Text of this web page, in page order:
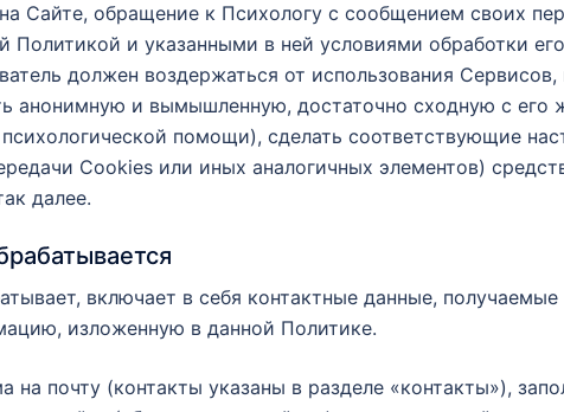
Сайте, обращение к Психологу с сообщением своих
Политикой и указанными в ней условиями обработки
должен воздержаться от использования
анонимную и вымышленную, достаточно сходную с его
помощи), сделать соответствующие
Cookies или иных аналогичных элементов)
далее.
включает в себя контактные данные,
изложенную в данной Политике.
почту (контакты указаны в разделе «контакты»),